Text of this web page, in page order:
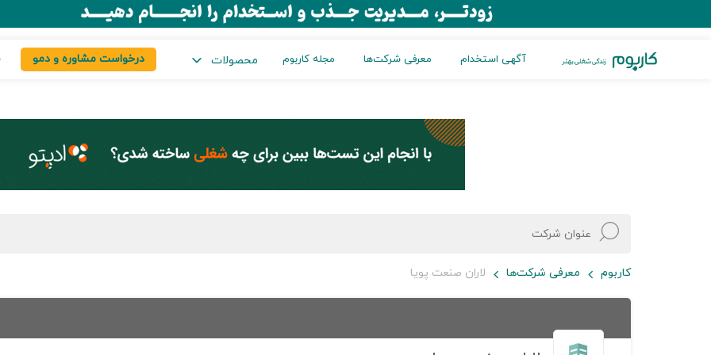
آگهی استخدام معرفی شرکت‌ها مجله کاربوم محصولات درخواست مشاوره و دمو
کاربوم معرفی شرکت‌ها لاران صنعت پويا